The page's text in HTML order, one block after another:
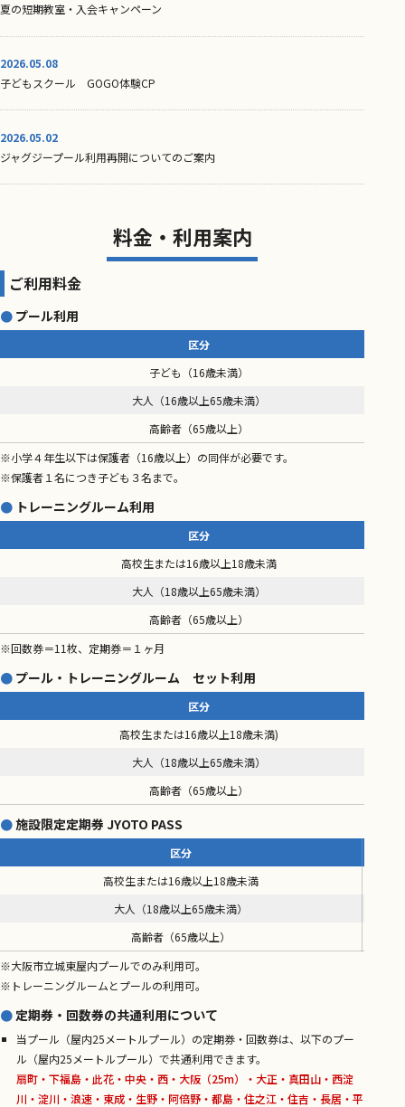
夏の短期教室・入会キャンペーン
2026.05.08
子どもスクール GOGO体験CP
2026.05.02
ジャグジープール利用再開についてのご案内
料金・利用案内
ご利用料金
プール利用
区分
子ども（16歳未満）
大人（16歳以上65歳未満）
高齢者（65歳以上）
※小学４年生以下は保護者（16歳以上）の同伴が必要です。
※保護者１名につき子ども３名まで。
トレーニングルーム利用
区分
高校生または16歳以上18歳未満
大人（18歳以上65歳未満）
高齢者（65歳以上）
※回数券＝11枚、定期券＝１ヶ月
プール・トレーニングルーム セット利用
区分
高校生または16歳以上18歳未満)
大人（18歳以上65歳未満）
高齢者（65歳以上）
施設限定定期券 JYOTO PASS
区分
高校生または16歳以上18歳未満
大人（18歳以上65歳未満）
高齢者（65歳以上）
※大阪市立城東屋内プールでのみ利用可。
※トレーニングルームとプールの利用可。
定期券・回数券の共通利用について
当プール（屋内25メートルプール）の定期券・回数券は、以下のプー
ル（屋内25メートルプール）で共通利用できます。
扇町・下福島・此花・中央・西・大阪（25m）・大正・真田山・西淀
川・淀川・浪速・東成・生野・阿倍野・都島・住之江・住吉・長居・平